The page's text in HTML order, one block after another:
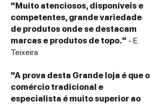
"Muito atenciosos, disponíveis e
competentes, grande variedade
de produtos onde se destacam
marcas e produtos de topo." - E.
Teixeira
"A prova desta Grande loja é que o
comércio tradicional e
especialista é muito superior ao